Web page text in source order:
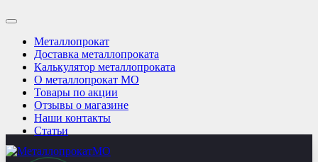
Металлопрокат
Доставка металлопроката
Калькулятор металлопроката
О металлопрокат МО
Товары по акции
Отзывы о магазине
Наши контакты
Статьи